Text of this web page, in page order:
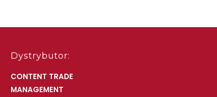
Dystrybutor:
CONTENT TRADE
MANAGEMENT